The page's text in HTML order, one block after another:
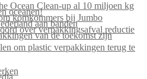
Ocean Clean-up al 10 miljoen kg
oceanen!
komkommers bij Jumbo
aan banden
over verpakkingsafval reductie
van de toekomst zijn
om plastic verpakkingen terug te